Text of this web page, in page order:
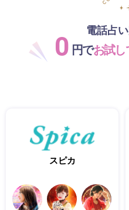
電話占
0 円でお試し
スピカ